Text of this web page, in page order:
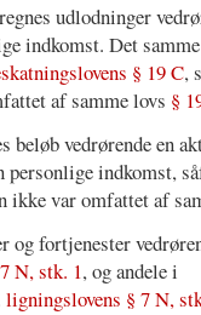
udlodninger
indkomst. Det
§ 19 C,
af samme lovs §
beløb vedrørende en
personlige indkomst,
ikke var omfattet af
og fortjenester
N, stk. 1, og andele i
ligningslovens § 7 N,